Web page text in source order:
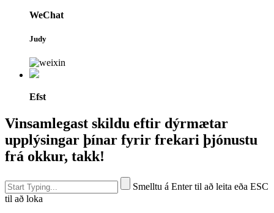
WeChat
Judy
Efst
Vinsamlegast skildu eftir dýrmætar
upplýsingar þínar fyrir frekari þjónustu
frá okkur, takk!
Smelltu á Enter til að leita eða ESC
til að loka